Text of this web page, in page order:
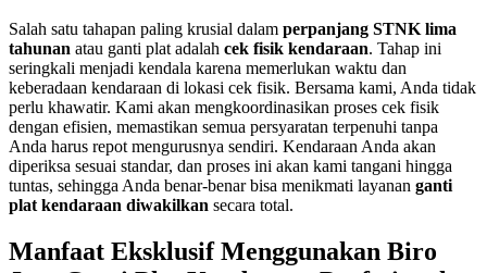
Salah satu tahapan paling krusial dalam perpanjang STNK lima
tahunan atau ganti plat adalah cek fisik kendaraan. Tahap ini
seringkali menjadi kendala karena memerlukan waktu dan
keberadaan kendaraan di lokasi cek fisik. Bersama kami, Anda tidak
perlu khawatir. Kami akan mengkoordinasikan proses cek fisik
dengan efisien, memastikan semua persyaratan terpenuhi tanpa
Anda harus repot mengurusnya sendiri. Kendaraan Anda akan
diperiksa sesuai standar, dan proses ini akan kami tangani hingga
tuntas, sehingga Anda benar-benar bisa menikmati layanan ganti
plat kendaraan diwakilkan secara total.
Manfaat Eksklusif Menggunakan Biro